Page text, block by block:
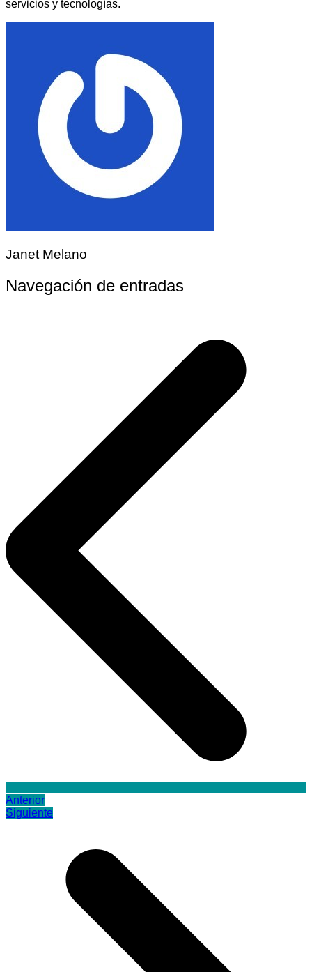
servicios y tecnologías.
Janet Melano
Navegación de entradas
Anterior
Siguiente